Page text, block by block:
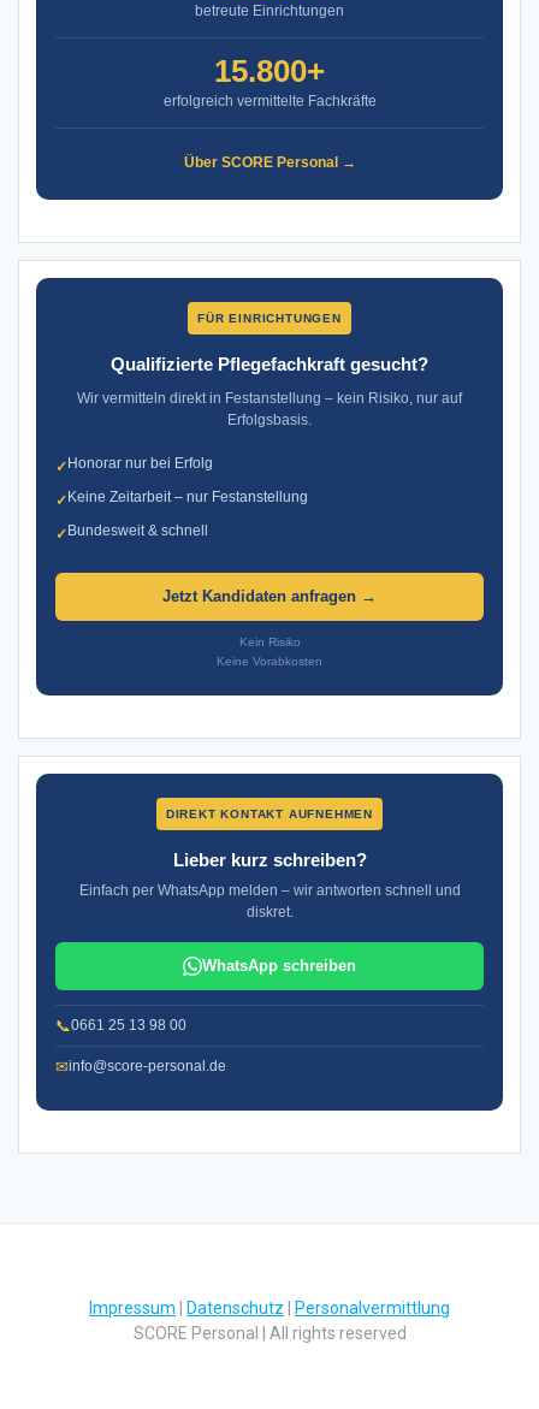
betreute Einrichtungen
15.800+
erfolgreich vermittelte Fachkräfte
Über SCORE Personal →
FÜR EINRICHTUNGEN
Qualifizierte Pflegefachkraft gesucht?
Wir vermitteln direkt in Festanstellung – kein Risiko, nur auf
Erfolgsbasis.
✓Honorar nur bei Erfolg
✓Keine Zeitarbeit – nur Festanstellung
✓Bundesweit & schnell
Jetzt Kandidaten anfragen →
Kein Risiko
Keine Vorabkosten
DIREKT KONTAKT AUFNEHMEN
Lieber kurz schreiben?
Einfach per WhatsApp melden – wir antworten schnell und
diskret.
WhatsApp schreiben
📞0661 25 13 98 00
✉info@score-personal.de
Impressum Datenschutz
Personalvermittlung
SCORE Personal | All rights reserved